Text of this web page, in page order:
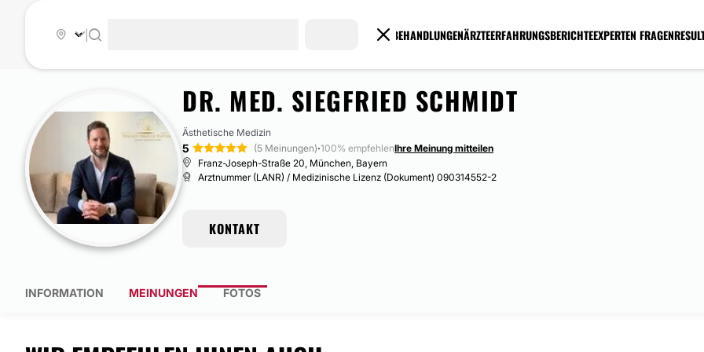
BEHANDLUNGENÄRZTEERFAHRUNGSBERICHTEEXPERTEN FRAGEN
DR. MED. SIEGFRIED SCHMIDT
Ästhetische Medizin
5 (5 Meinungen)·100% empfehlenIhre Meinung mitteilen
Franz-Joseph-Straße 20, München, Bayern
Arztnummer (LANR) / Medizinische Lizenz (Dokument) 090314552-2
KONTAKT
INFORMATION MEINUNGEN FOTOS